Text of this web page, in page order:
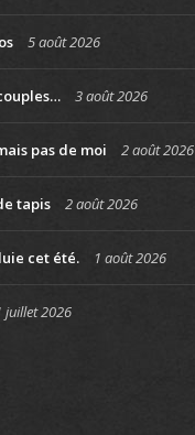
5 août 2026
3 août 2026
pas de moi 2 août 2026
tapis 2 août 2026
cet été. 1 août 2026
juillet 2026